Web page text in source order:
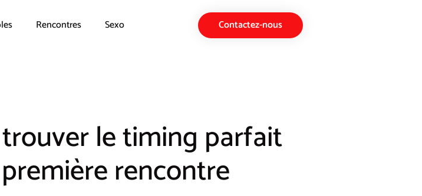
Rencontres Sexo Contactez-nous
le timing parfait
rencontre